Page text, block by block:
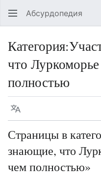
Абсурдопедия
Категория:
что
полностью
Язык
Страницы в
знающие, что
чем полностью»